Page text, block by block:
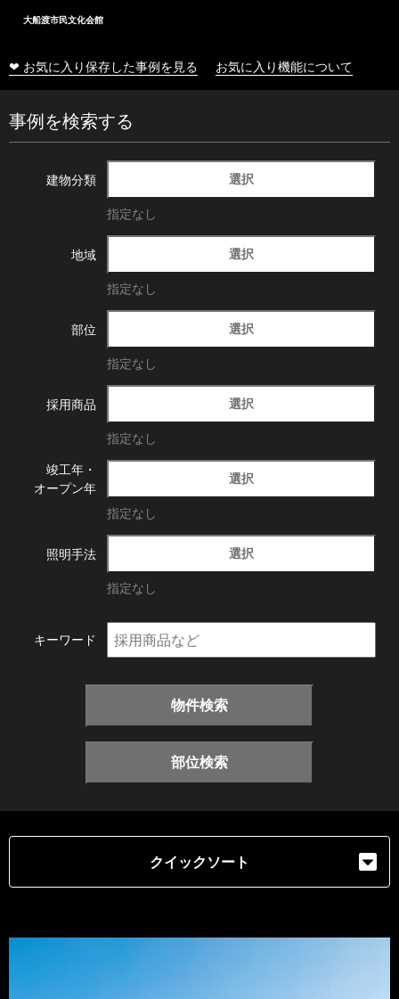
大船渡市民文化会館
❤ お気に入り保存した事例を見る お気に入り機能について
事例を検索する
建物分類 選択
指定なし
地域 選択
指定なし
部位 選択
指定なし
採用商品 選択
指定なし
竣工年・
オープン年
選択
指定なし
照明手法 選択
指定なし
キーワード
物件検索
部位検索
クイックソート